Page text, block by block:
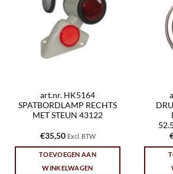
art.nr. HK5164
SPATBORDLAMP RECHTS
MET STEUN 43122
€35,50 Excl. BTW
TOEVOEGEN AAN
WINKELWAGEN